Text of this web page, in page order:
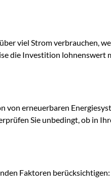
viel Strom verbrauchen,
die Investition lohnenswert
erneuerbaren
Sie unbedingt, ob in
Faktoren berücksichtigen: